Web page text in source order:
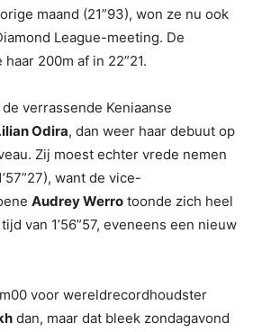
maand (21”93), won ze nu ook
League-meeting. De
200m af in 22”21.
verrassende Keniaanse
Odira, dan weer haar debuut op
Zij moest echter vrede nemen
want de vice-
Audrey Werro toonde zich heel
van 1’56”57, eveneens een nieuw
voor wereldrecordhoudster
dan, maar dat bleek zondagavond